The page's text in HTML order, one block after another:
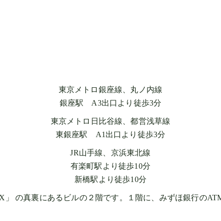
東京メトロ銀座線、丸ノ内線
銀座駅 A3出口より徒歩3分
東京メトロ日比谷線、都営浅草線
東銀座駅 A1出口より徒歩3分
JR山手線、京浜東北線
有楽町駅より徒歩10分
新橋駅より徒歩10分
」 の真裏にあるビルの２階です。１階に、みずほ銀行の